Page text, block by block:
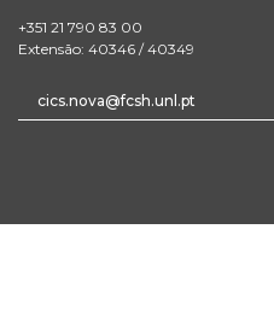
+351 21 790 83 00
Extensão: 40346 / 40349
cics.nova@fcsh.unl.pt